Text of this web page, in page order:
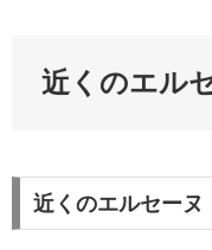
近くのエル
近くのエルセーヌ